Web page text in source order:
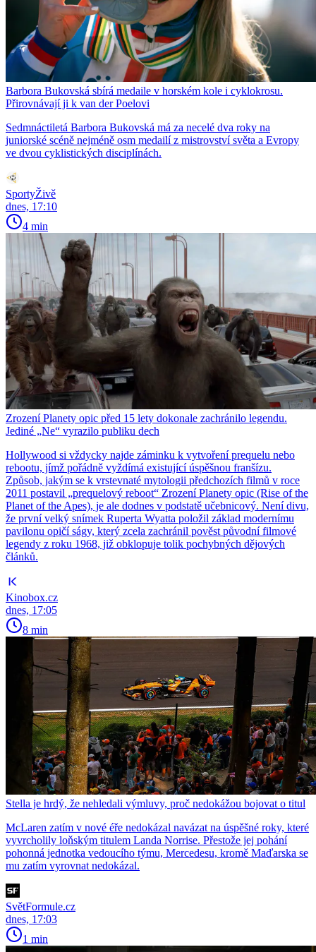
Barbora Bukovská sbírá medaile v horském kole i cyklokrosu.
Přirovnávají ji k van der Poelovi
Sedmnáctiletá Barbora Bukovská má za necelé dva roky na
juniorské scéně nejméně osm medailí z mistrovství světa a Evropy
ve dvou cyklistických disciplínách.
SportyŽivě
dnes, 17:10
4 min
Zrození Planety opic před 15 lety dokonale zachránilo legendu.
Jediné „Ne“ vyrazilo publiku dech
Hollywood si vždycky najde záminku k vytvoření prequelu nebo
rebootu, jímž pořádně vyždímá existující úspěšnou franšízu.
Způsob, jakým se k vrstevnaté mytologii předchozích filmů v roce
2011 postavil „prequelový reboot“ Zrození Planety opic (Rise of the
Planet of the Apes), je ale dodnes v podstatě učebnicový. Není divu,
že první velký snímek Ruperta Wyatta položil základ modernímu
pavilonu opičí ságy, který zcela zachránil pověst původní filmové
legendy z roku 1968, již obklopuje tolik pochybných dějových
článků.
Kinobox.cz
dnes, 17:05
8 min
Stella je hrdý, že nehledali výmluvy, proč nedokážou bojovat o titul
McLaren zatím v nové éře nedokázal navázat na úspěšné roky, které
vyvrcholily loňským titulem Landa Norrise. Přestože jej pohání
pohonná jednotka vedoucího týmu, Mercedesu, kromě Maďarska se
mu zatím vyrovnat nedokázal.
SvětFormule.cz
dnes, 17:03
1 min